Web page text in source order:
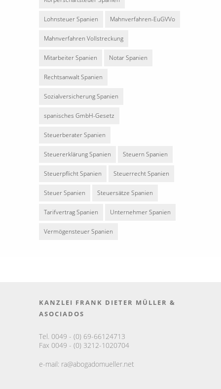
Lohnsteuer Spanien Mahnverfahren-EuGVVo
Mahnverfahren Vollstreckung
Mitarbeiter Spanien Notar Spanien
Rechtsanwalt Spanien
Sozialversicherung Spanien
spanisches GmbH-Gesetz
Steuerberater Spanien
Steuererklärung Spanien Steuern Spanien
Steuerpflicht Spanien Steuerrecht Spanien
Steuer Spanien Steuersätze Spanien
Tarifvertrag Spanien Unternehmer Spanien
Vermögensteuer Spanien
KANZLEI FRANK DIETER MÜLLER &
ASOCIADOS
Tel. 0049 - (0) 69-66124713
Fax 0049 - (0) 3212-1020704
e-mail: ra@abogadomueller.net